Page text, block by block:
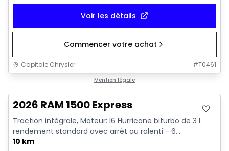
Voir les détails
Commencer votre achat
Capitale Chrysler #T0461
Mention légale
2026 RAM 1500 Express
Traction intégrale, Moteur: I6 Hurricane biturbo de 3 L
rendement standard avec arrêt au ralenti - 6...
10 km